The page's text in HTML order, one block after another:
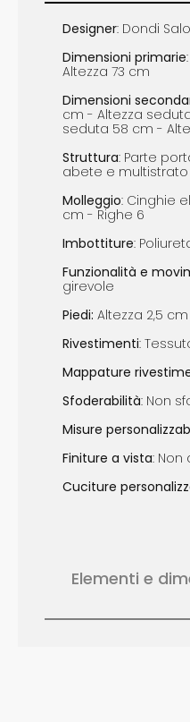
Designer: Dondi
Dimensioni primarie
Altezza 73 cm
Dimensioni s
cm - Altezza
seduta 58 cm -
Struttura: Parte
abete e multistrato
Molleggio: Cinghie
cm - Righe 6
Imbottiture:
Funzionalità e m
girevole
Piedi: Altezza 2,5 cm
Rivestimenti:
Mappature r
Sfoderabilità: Non
Misure p
Finiture a vista: Non
Cuciture p
Elementi e